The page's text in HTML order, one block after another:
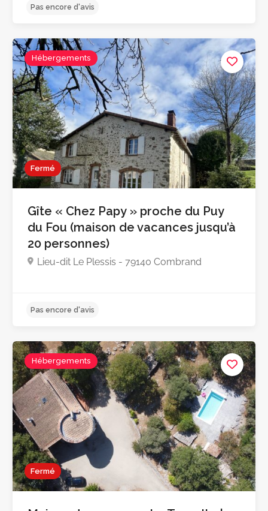
4.9
Pas encore d'avis
Fermé
Hébergements
Gîte « Chez Papy » proche du Puy
du Fou (maison de vacances jusqu’à
20 personnes)
Lieu-dit Le Plessis - 79140 Combrand
Fermé
Hébergements